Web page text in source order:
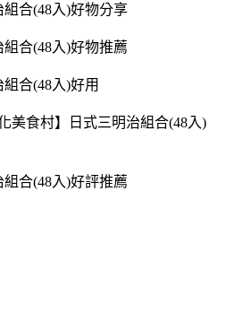
組合(48入)好物分享
組合(48入)好物推薦
合(48入)好用
化美食村】日式三明治組合(48入)
組合(48入)好評推薦